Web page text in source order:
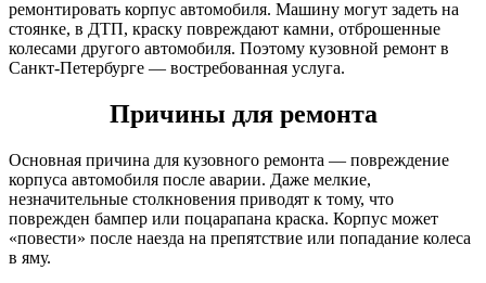
ремонтировать корпус автомобиля. Машину могут задеть на
стоянке, в ДТП, краску повреждают камни, отброшенные
колесами другого автомобиля. Поэтому кузовной ремонт в
Санкт-Петербурге — востребованная услуга.
Причины для ремонта
Основная причина для кузовного ремонта — повреждение
корпуса автомобиля после аварии. Даже мелкие,
незначительные столкновения приводят к тому, что
поврежден бампер или поцарапана краска. Корпус может
«повести» после наезда на препятствие или попадание колеса
в яму.